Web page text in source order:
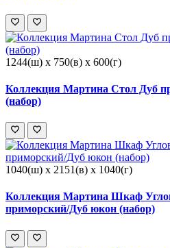
1244(ш) x 750(в) x 600(г)
Коллекция Мартина Стол Дуб
(набор)
1040(ш) x 2151(в) x 1040(г)
Коллекция Мартина Шкаф
приморский/Дуб юкон (набор)